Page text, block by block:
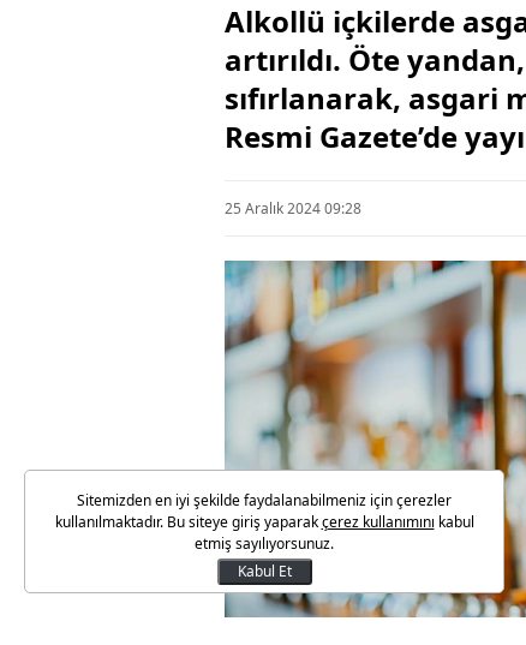
Alkollü içkilerde
artırıldı. Öte
sıfırlanarak, asgari
Resmi Gazete’de
25 Aralık 2024 09:28
Sitemizden en iyi şekilde faydalanabilmeniz için çerezler
kullanılmaktadır. Bu siteye giriş yaparakçerez kullanımını kabul
etmiş sayılıyorsunuz.
Kabul Et